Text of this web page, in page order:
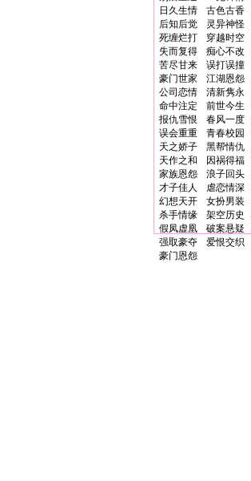
日久生情
古色古香
后知后觉
灵异神怪
死缠烂打
穿越时空
失而复得
痴心不改
苦尽甘来
误打误撞
豪门世家
江湖恩怨
公司恋情
清新隽永
命中注定
前世今生
报仇雪恨
春风一度
误会重重
青春校园
天之娇子
黑帮情仇
天作之和
因祸得福
家族恩怨
浪子回头
才子佳人
虐恋情深
幻想天开
女扮男装
杀手情缘
架空历史
假凤虚凰
破案悬疑
强取豪夺
爱恨交织
豪门恩怨